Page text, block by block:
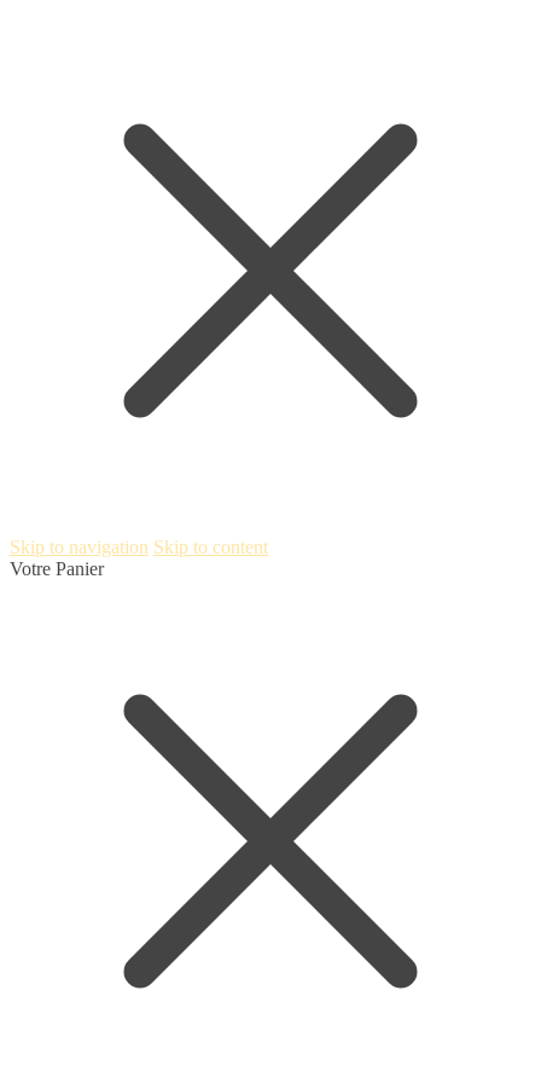
Skip to navigation Skip to content
Votre Panier